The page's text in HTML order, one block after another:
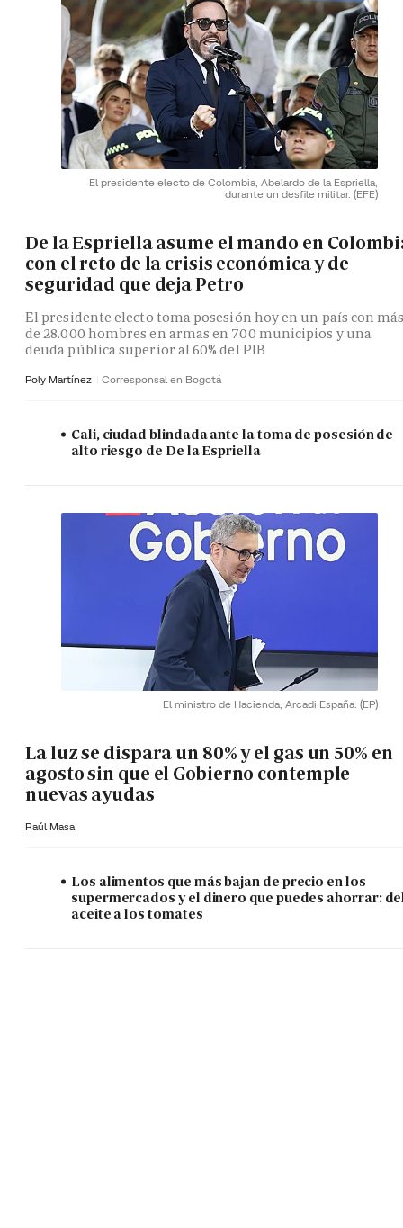
El presidente electo de Colombia, Abelardo de la Espriella,
durante un desfile militar. (EFE)
De la Espriella asume el mando en
con el reto de la crisis económica y de
seguridad que deja Petro
El presidente electo toma posesión hoy en un país con
de 28.000 hombres en armas en 700 municipios y una
deuda pública superior al 60% del PIB
Poly Martínez Corresponsal en Bogotá
Cali, ciudad blindada ante la toma de posesión de
alto riesgo de De la Espriella
El ministro de Hacienda, Arcadi España. (EP)
La luz se dispara un 80% y el gas un 50% en
agosto sin que el Gobierno contemple
nuevas ayudas
Raúl Masa
Los alimentos que más bajan de precio en los
supermercados y el dinero que puedes ahorrar:
aceite a los tomates